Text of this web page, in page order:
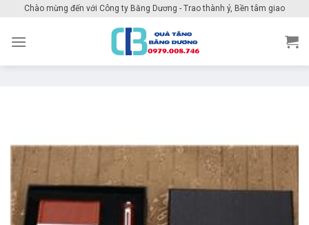
content
Chào mừng đến với Công ty Băng Dương - Trao thành ý, Bền tâm giao